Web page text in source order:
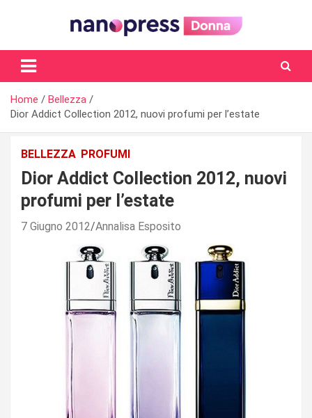
Il magazine femminile di Nanopress.it
Home
Bellezza
Dior Addict Collection 2012, nuovi profumi per l’estate
BELLEZZA PROFUMI
Dior Addict Collection 2012, nuovi
profumi per l’estate
7 Giugno 2012 Annalisa Esposito